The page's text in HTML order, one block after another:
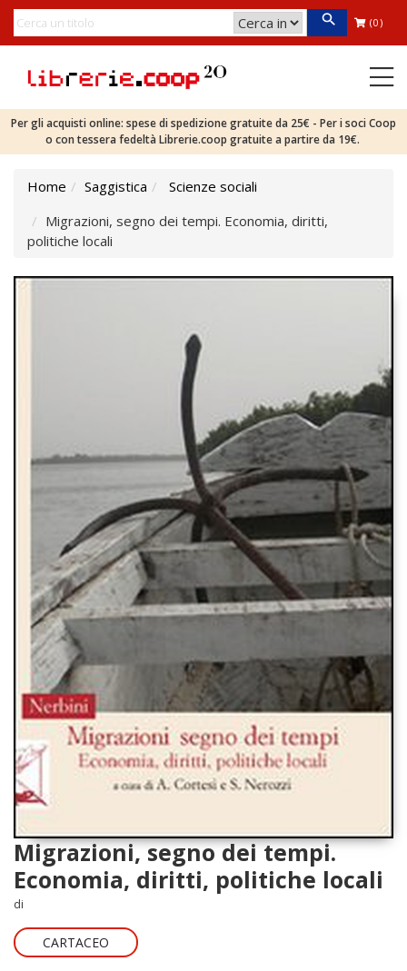
(0)
Per gli acquisti online: spese di spedizione gratuite da 25€ - Per i soci Coop
o con tessera fedeltà Librerie.coop gratuite a partire da 19€.
Home Saggistica
Scienze sociali
Migrazioni, segno dei tempi. Economia, diritti,
politiche locali
Migrazioni, segno dei tempi.
Economia, diritti, politiche locali
di
CARTACEO